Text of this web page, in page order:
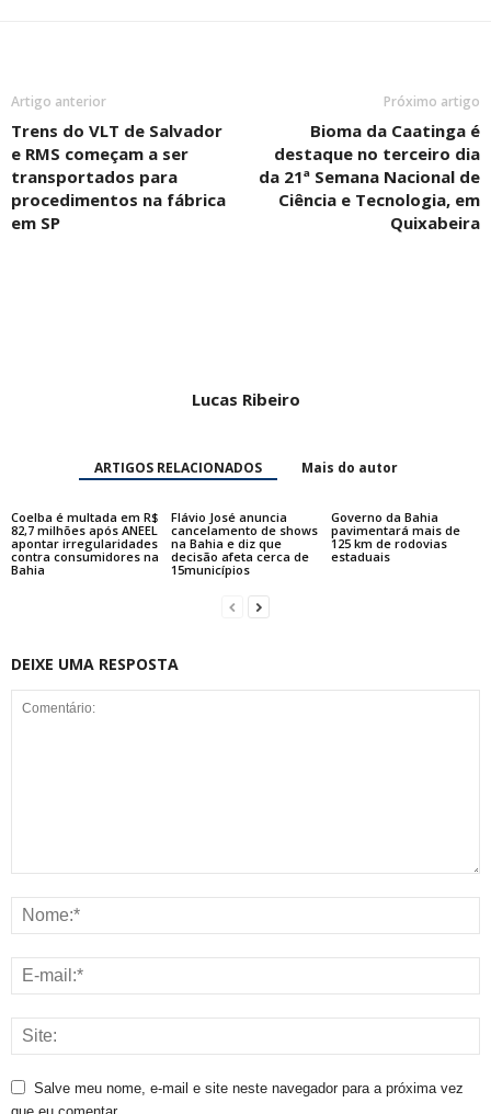
Artigo anterior
Trens do VLT de Salvador
e RMS começam a ser
transportados para
procedimentos na fábrica
em SP
Próximo artigo
Bioma da Caatinga é
destaque no terceiro dia
da 21ª Semana Nacional de
Ciência e Tecnologia, em
Quixabeira
Lucas Ribeiro
ARTIGOS RELACIONADOS Mais do autor
Coelba é multada em R$
82,7 milhões após ANEEL
apontar irregularidades
contra consumidores na
Bahia
Flávio José anuncia
cancelamento de shows
na Bahia e diz que
decisão afeta cerca de
15municípios
Governo da Bahia
pavimentará mais de
125 km de rodovias
estaduais
DEIXE UMA RESPOSTA
Salve meu nome, e-mail e site neste navegador para a próxima vez